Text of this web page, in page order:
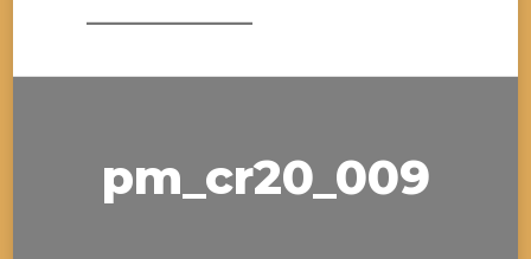
——————————
pm_cr20_009